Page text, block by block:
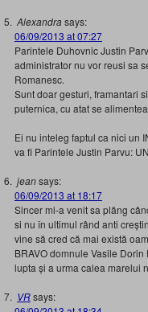
Alexandrasays:
06/09/2013 at 07:27
Parintele Duhovnic Justin
administrator nu vor reusi sa
Romanesc.
Sunt doar gesturi, framantari
puternica, cu atat se
Ei nu inteleg faptul ca nici un
va fi Parintele Justin Parvu:
jeansays:
06/09/2013 at 18:17
Sincer mi-a venit sa plăng
si nu în ultimul rând anti
vine să cred că mai există
BRAVO domnule Vasile
lupta și a urma calea marelui
VRsays: